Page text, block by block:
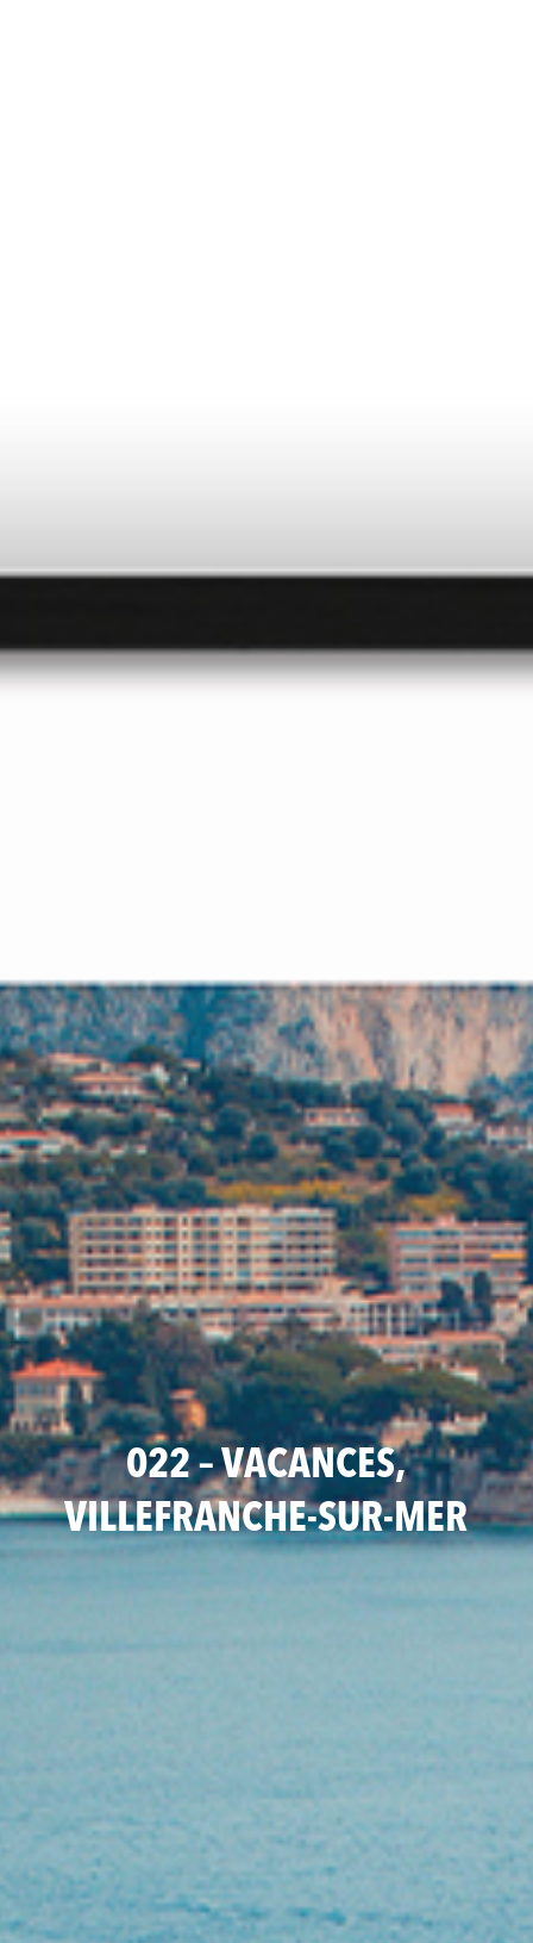
022 – VACANCES,
VILLEFRANCHE-SUR-MER